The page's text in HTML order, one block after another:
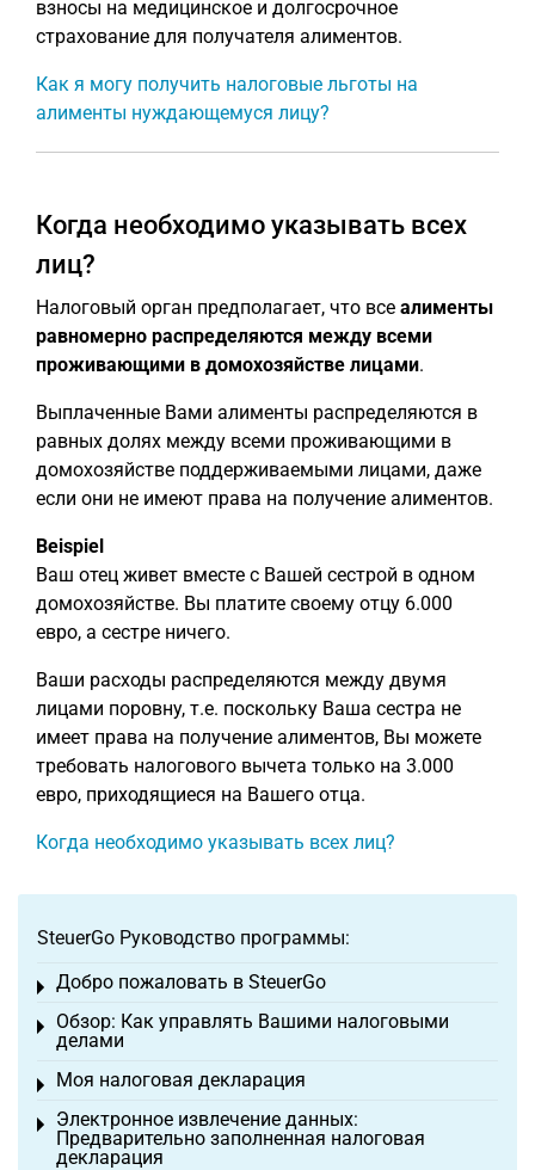
взносы на медицинское и долгосрочное
страхование для получателя алиментов.
Как я могу получить налоговые льготы на
алименты нуждающемуся лицу?
Когда необходимо указывать всех
лиц?
Налоговый орган предполагает, что все алименты
равномерно распределяются между всеми
проживающими в домохозяйстве лицами.
Выплаченные Вами алименты распределяются в
равных долях между всеми проживающими в
домохозяйстве поддерживаемыми лицами, даже
если они не имеют права на получение алиментов.
Beispiel
Ваш отец живет вместе с Вашей сестрой в одном
домохозяйстве. Вы платите своему отцу 6.000
евро, а сестре ничего.
Ваши расходы распределяются между двумя
лицами поровну, т.е. поскольку Ваша сестра не
имеет права на получение алиментов, Вы можете
требовать налогового вычета только на 3.000
евро, приходящиеся на Вашего отца.
Когда необходимо указывать всех лиц?
SteuerGo Руководство программы:
Добро пожаловать в SteuerGo
Toggle menu
Обзор: Как управлять Вашими налоговыми
делами
Toggle menu
Моя налоговая декларация
Toggle menu
Электронное извлечение данных:
Предварительно заполненная налоговая
декларация
Toggle menu